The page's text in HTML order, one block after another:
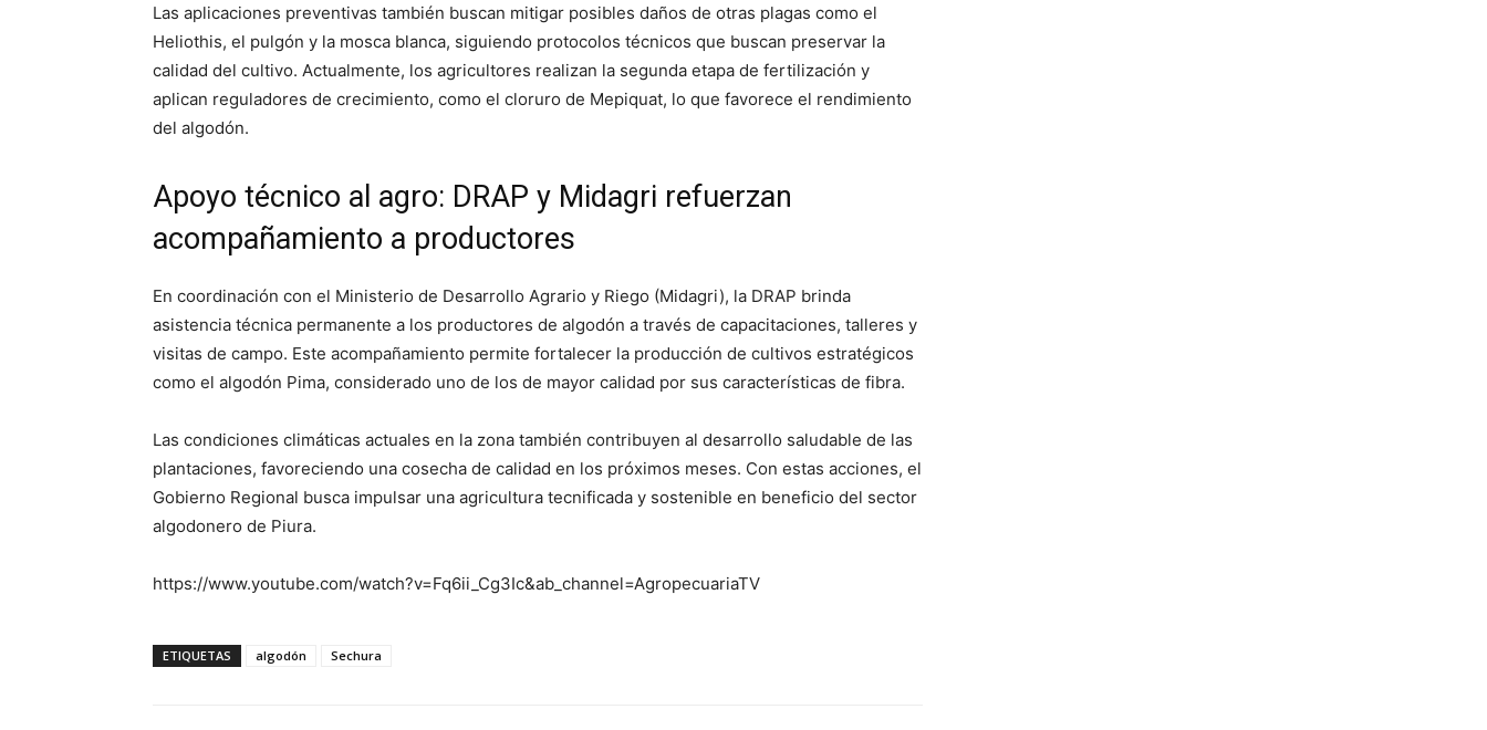
Las aplicaciones preventivas también buscan mitigar posibles daños de otras plagas como el
Heliothis, el pulgón y la mosca blanca, siguiendo protocolos técnicos que buscan preservar la
calidad del cultivo. Actualmente, los agricultores realizan la segunda etapa de fertilización y
aplican reguladores de crecimiento, como el cloruro de Mepiquat, lo que favorece el rendimiento
del algodón.
Apoyo técnico al agro: DRAP y Midagri refuerzan
acompañamiento a productores
En coordinación con el Ministerio de Desarrollo Agrario y Riego (Midagri), la DRAP brinda
asistencia técnica permanente a los productores de algodón a través de capacitaciones, talleres y
visitas de campo. Este acompañamiento permite fortalecer la producción de cultivos estratégicos
como el algodón Pima, considerado uno de los de mayor calidad por sus características de fibra.
Las condiciones climáticas actuales en la zona también contribuyen al desarrollo saludable de las
plantaciones, favoreciendo una cosecha de calidad en los próximos meses. Con estas acciones, el
Gobierno Regional busca impulsar una agricultura tecnificada y sostenible en beneficio del sector
algodonero de Piura.
https://www.youtube.com/watch?v=Fq6ii_Cg3Ic&ab_channel=AgropecuariaTV
ETIQUETAS algodón Sechura